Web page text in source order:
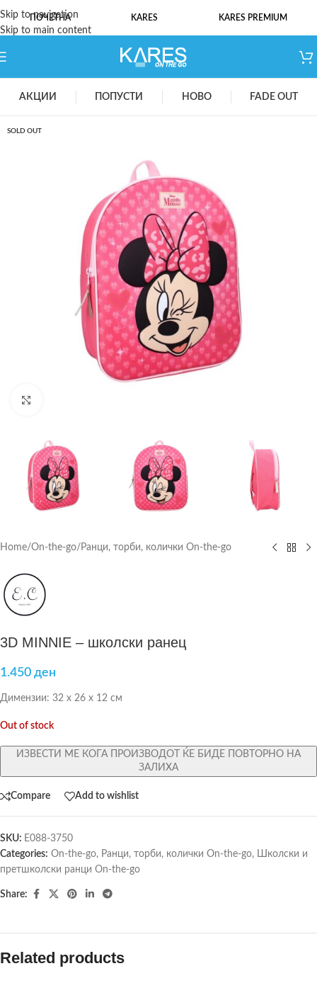
Skip to navigation
Skip to main content
ПОЧЕТНА KARES KARES PREMIUM
АКЦИИ ПОПУСТИ НОВО FADE OUT
SOLD OUT
Home/On-the-go/ Ранци, торби, колички On-the-go
3D MINNIE – школски ранец
1.450 ден
Димензии: 32 х 26 х 12 см
Out of stock
ИЗВЕСТИ МЕ КОГА ПРОИЗВОДОТ ЌЕ БИДЕ ПОВТОРНО НА
ЗАЛИХА
Compare Add to wishlist
SKU: E088-3750
Categories: On-the-go, Ранци, торби, колички On-the-go, Школски и
претшколски ранци On-the-go
Share:
Related products